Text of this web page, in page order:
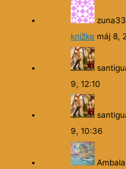
knižke máj 8,
9, 12:10
9, 10:36
Ambala